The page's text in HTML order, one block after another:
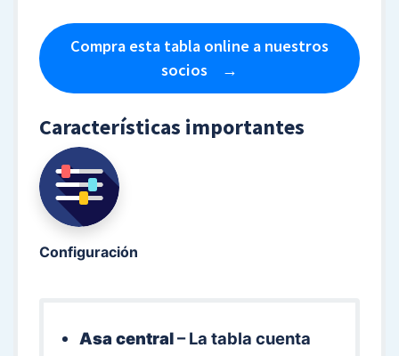
Compra esta tabla online a nuestros
socios
Características importantes
Configuración
Asa central– La tabla cuenta